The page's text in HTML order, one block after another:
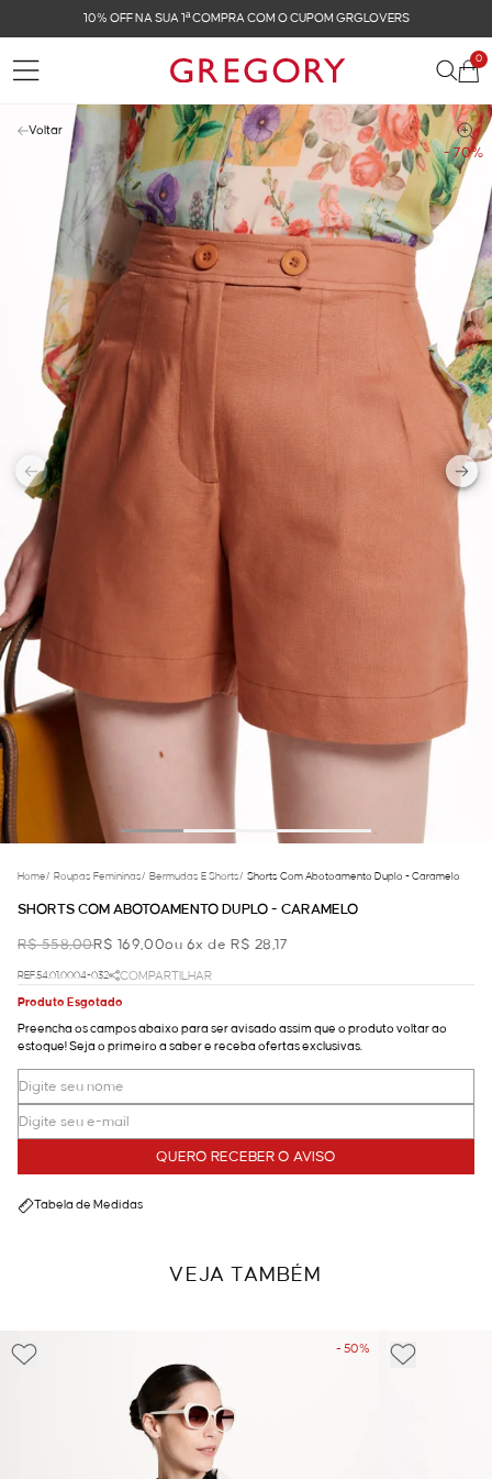
10% OFF NA SUA 1ª COMPRA COM O CUPOM GRGLOVERS
0
- 70%
Voltar
Home/ Roupas Femininas/ Bermudas E Shorts/ Shorts Com Abotoamento Duplo - Caramelo
SHORTS COM ABOTOAMENTO DUPLO - CARAMELO
R$ 558,00R$ 169,00ou 6x de R$ 28,17
REF.54.01.0004-032
COMPARTILHAR
Produto Esgotado
Preencha os campos abaixo para ser avisado assim que o produto voltar ao
estoque! Seja o primeiro a saber e receba ofertas exclusivas.
QUERO RECEBER O AVISO
Tabela de Medidas
VEJA TAMBÉM
- 50%